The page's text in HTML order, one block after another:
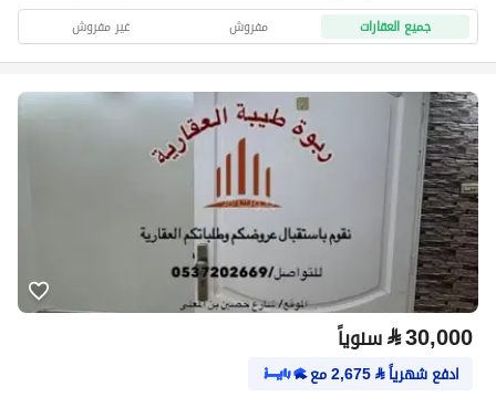
جميع العقارات مفروش غير مفروش
⃁30,000 سنوياً
ادفع شهرياً⃁
2,675مع